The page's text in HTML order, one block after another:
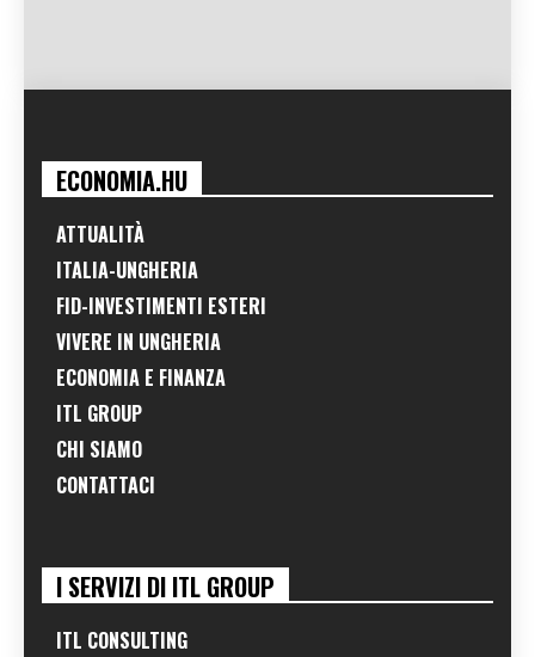
ECONOMIA.HU
ATTUALITÀ
ITALIA-UNGHERIA
FID-INVESTIMENTI ESTERI
VIVERE IN UNGHERIA
ECONOMIA E FINANZA
ITL GROUP
CHI SIAMO
CONTATTACI
I SERVIZI DI ITL GROUP
ITL CONSULTING